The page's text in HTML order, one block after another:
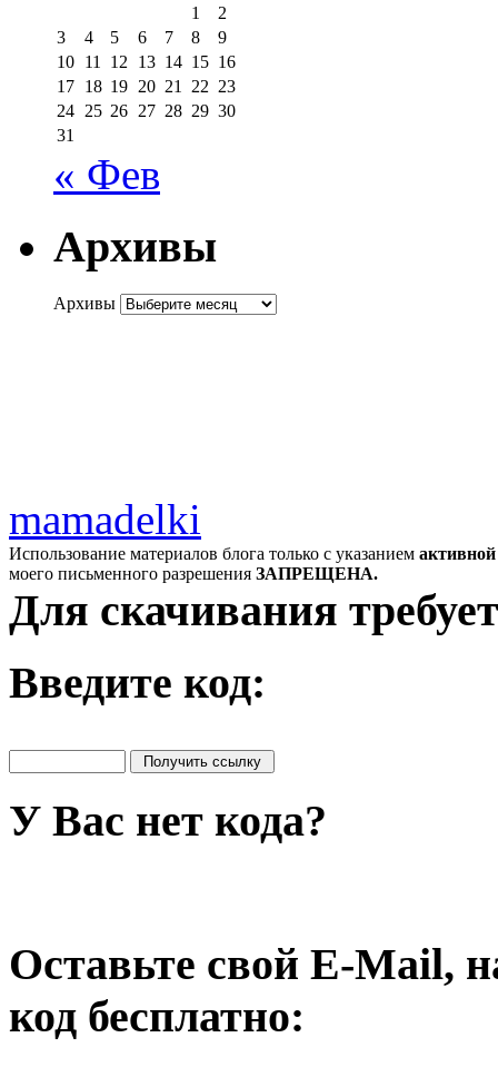
1
2
3
4 5 6 7 8
9
10 11 12 13 14 15 16
17 18 19 20 21 22 23
24 25 26 27 28 29 30
31
« Фев
Архивы
Архивы
mamadelki
Использование материалов блога только с указанием
моего письменного разрешения ЗАПРЕЩЕНА.
Для скачивания
Введите код:
У Вас нет кода?
Оставьте свой E-Mail,
код бесплатно: